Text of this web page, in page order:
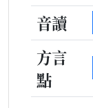
音讀
方言
點